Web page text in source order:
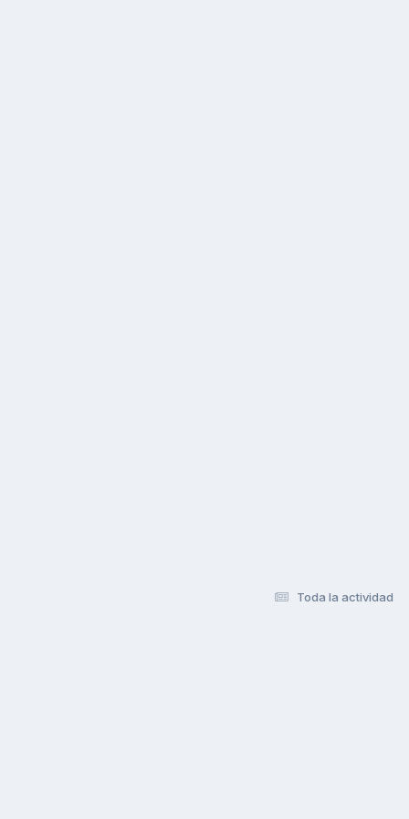
Toda la actividad